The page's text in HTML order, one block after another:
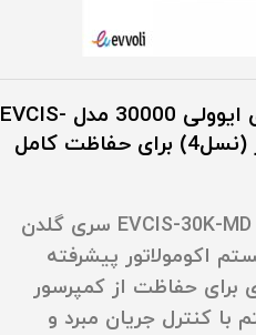
سیستم اکومولاتور کولرگازی ایوولی 30000 مدل EVCIS-
30K-MD سری گلدن کانورتر (نسل4) برای حفاظت کامل
ایوولی مدل EVCIS-30K-MD سری گلدن
به سیستم اکومولاتور پیشرفته
برای حفاظت از کمپرسور
کنترل جریان مبرد و